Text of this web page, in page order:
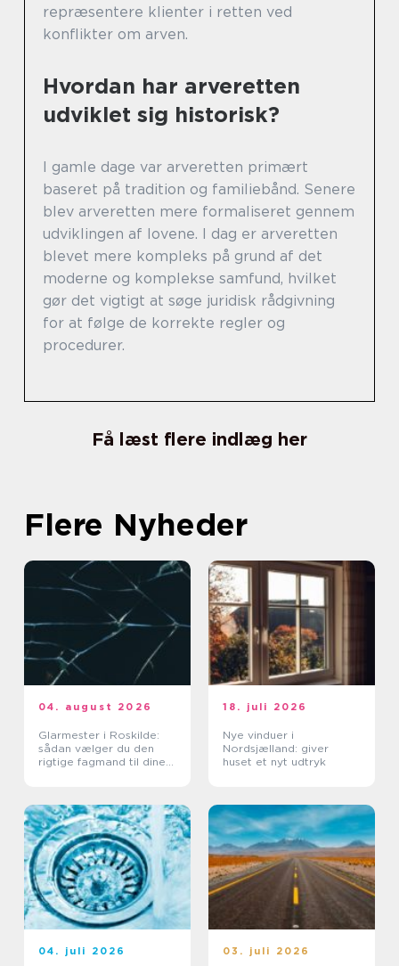
repræsentere klienter i retten ved
konflikter om arven.
Hvordan har arveretten
udviklet sig historisk?
I gamle dage var arveretten primært
baseret på tradition og familiebånd. Senere
blev arveretten mere formaliseret gennem
udviklingen af lovene. I dag er arveretten
blevet mere kompleks på grund af det
moderne og komplekse samfund, hvilket
gør det vigtigt at søge juridisk rådgivning
for at følge de korrekte regler og
procedurer.
Få læst flere indlæg her
Flere Nyheder
04. august 2026
Glarmester i Roskilde:
sådan vælger du den
rigtige fagmand til dine
18. juli 2026
Nye vinduer i
Nordsjælland: giver
huset et nyt udtryk
04. juli 2026 03. juli 2026